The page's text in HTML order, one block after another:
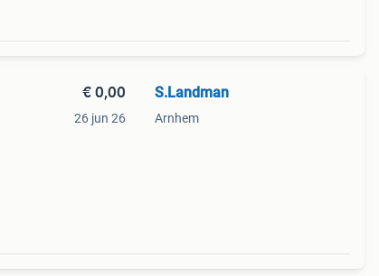
€ 0,00
26 jun 26
S.Landman
Arnhem